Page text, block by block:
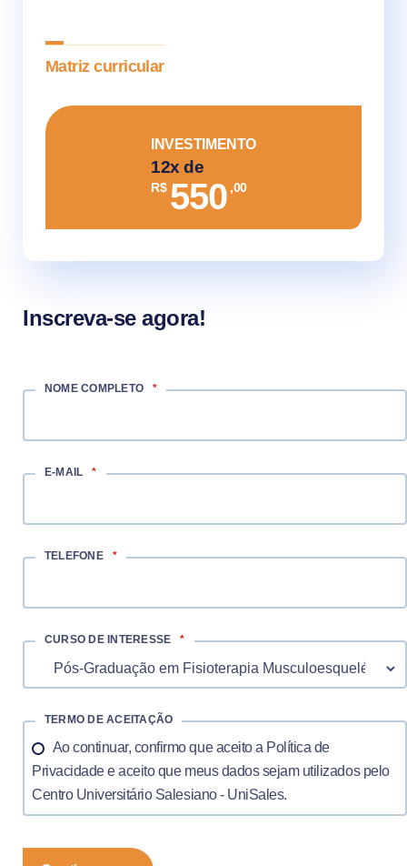
Matriz curricular
INVESTIMENTO
12x de
R$ 550 ,00
Inscreva-se agora!
NOME COMPLETO *
E-MAIL *
TELEFONE *
CURSO DE INTERESSE *
TERMO DE ACEITAÇÃO
Ao continuar, confirmo que aceito a Política de
Privacidade e aceito que meus dados sejam utilizados pelo
Centro Universitário Salesiano - UniSales.